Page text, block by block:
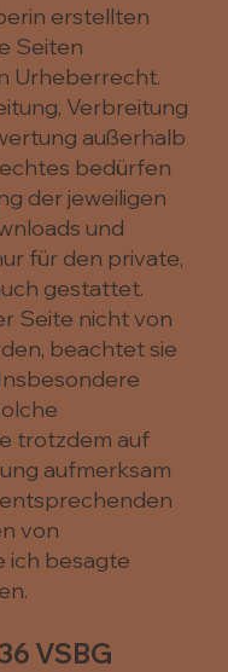
erstellten
Seiten
Urheberrecht.
Verbreitung
außerhalb
bedürfen
der jeweiligen
und
für den private,
gestattet.
Seite nicht von
beachtet sie
trotzdem auf
aufmerksam
von
ich besagte
VSBG